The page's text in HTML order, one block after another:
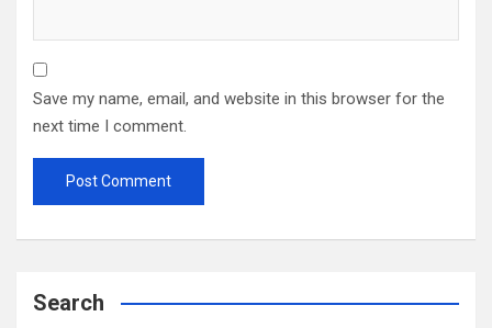
Save my name, email, and website in this browser for the
next time I comment.
Search